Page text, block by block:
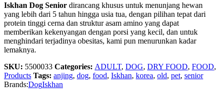
Iskhan Dog Senior dirancang khusus untuk menunjang hewan
yang lebih dari 5 tahun hingga usia tua, dengan pilihan tepat dari
protein tinggi cerna dan struktur asam amino yang dapat
memberikan kekenyangan dengan porsi yang kecil, dan untuk
menghindari terjadinya obesitas, kami pun menurunkan kadar
lemaknya.
SKU: 5500033 Categories: ADULT, DOG, DRY FOOD, FOOD,
Products Tags: anjing, dog, food, Iskhan, korea, old, pet, senior
Brands:DogIskhan